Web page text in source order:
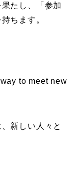
たし、「参加
ちます。
to meet new
新しい人々と